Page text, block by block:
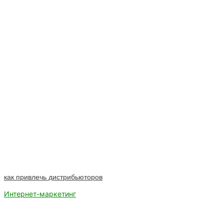
как привлечь дистрибьюторов
Интернет-маркетинг